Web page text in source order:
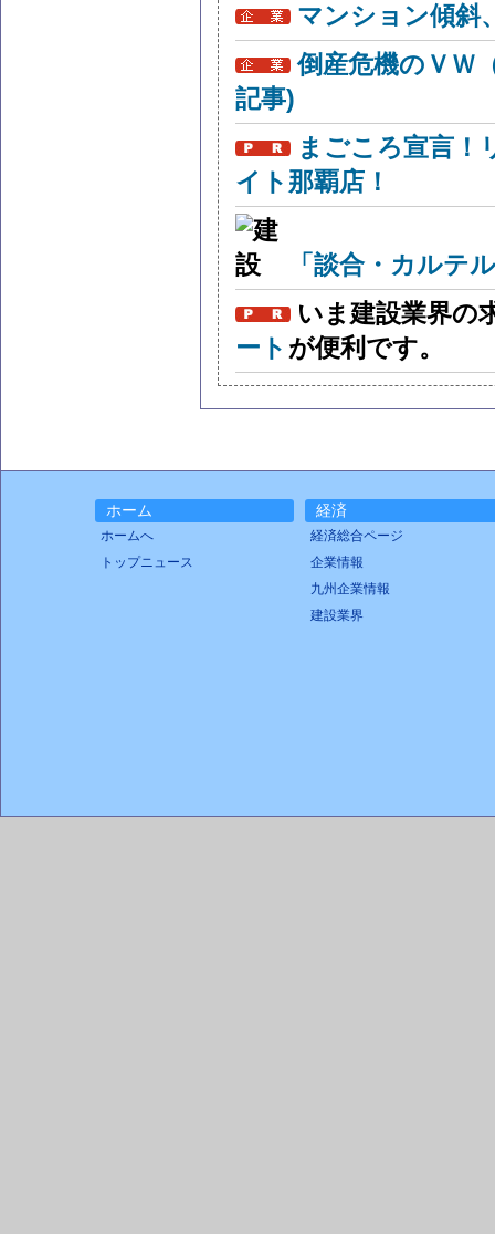
マンション傾斜
倒産危機のＶＷ
記事)
まごころ宣言！
イト那覇店！
「談合・カルテ
いま建設業界の
ート が便利です。
ホーム
ホームへ
トップニュース
経済
経済総合ページ
企業情報
九州企業情報
建設業界